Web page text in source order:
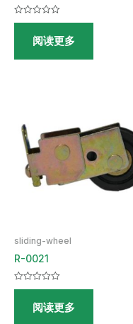
评
&sol;阅读更多
sliding-wheel
R-0021
评
&sol;阅读更多